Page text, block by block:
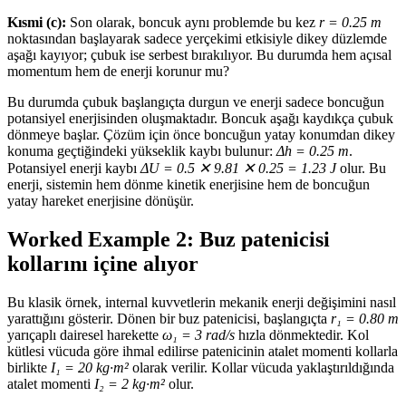
Kısmi (c): Son olarak, boncuk aynı problemde bu kez r = 0.25 m
noktasından başlayarak sadece yerçekimi etkisiyle dikey düzlemde
aşağı kayıyor; çubuk ise serbest bırakılıyor. Bu durumda hem açısal
momentum hem de enerji korunur mu?
Bu durumda çubuk başlangıçta durgun ve enerji sadece boncuğun
potansiyel enerjisinden oluşmaktadır. Boncuk aşağı kaydıkça çubuk
dönmeye başlar. Çözüm için önce boncuğun yatay konumdan dikey
konuma geçtiğindeki yükseklik kaybı bulunur: Δh = 0.25 m.
Potansiyel enerji kaybı ΔU = 0.5 ✕ 9.81 ✕ 0.25 = 1.23 Jolur. Bu
enerji, sistemin hem dönme kinetik enerjisine hem de boncuğun
yatay hareket enerjisine dönüşür.
Worked Example 2: Buz patenicisi
kollarını içine alıyor
Bu klasik örnek, internal kuvvetlerin mekanik enerji değişimini nasıl
yarattığını gösterir. Dönen bir buz patenicisi, başlangıçta r₁ = 0.80 m
yarıçaplı dairesel harekette ω₁ = 3 rad/s hızla dönmektedir. Kol
kütlesi vücuda göre ihmal edilirse patenicinin atalet momenti kollarla
birlikte I₁ = 20 kg·m² olarak verilir. Kollar vücuda yaklaştırıldığında
atalet momenti I₂ = 2 kg·m² olur.